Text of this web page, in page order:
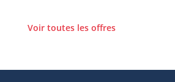
Voir toutes les offres